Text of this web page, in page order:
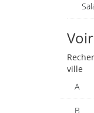
ville
A
B